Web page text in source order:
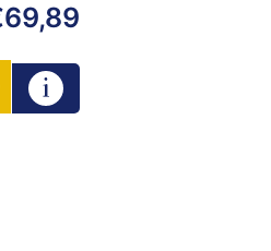
69,89